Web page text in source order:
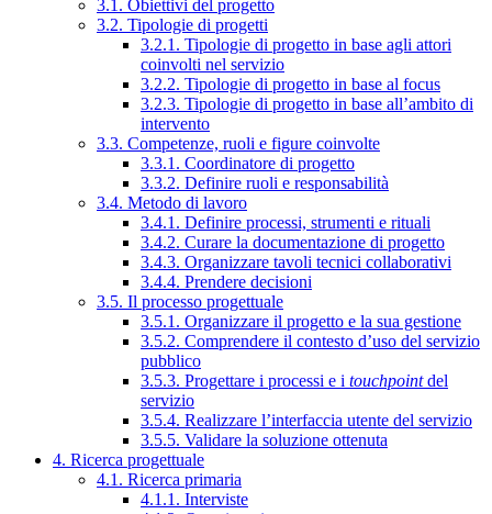
3.1. Obiettivi del progetto
3.2. Tipologie di progetti
3.2.1. Tipologie di progetto in base agli attori
coinvolti nel servizio
3.2.2. Tipologie di progetto in base al focus
3.2.3. Tipologie di progetto in base all’ambito di
intervento
3.3. Competenze, ruoli e figure coinvolte
3.3.1. Coordinatore di progetto
3.3.2. Definire ruoli e responsabilità
3.4. Metodo di lavoro
3.4.1. Definire processi, strumenti e rituali
3.4.2. Curare la documentazione di progetto
3.4.3. Organizzare tavoli tecnici collaborativi
3.4.4. Prendere decisioni
3.5. Il processo progettuale
3.5.1. Organizzare il progetto e la sua gestione
3.5.2. Comprendere il contesto d’uso del servizio
pubblico
3.5.3. Progettare i processi e i touchpointdel
servizio
3.5.4. Realizzare l’interfaccia utente del servizio
3.5.5. Validare la soluzione ottenuta
4. Ricerca progettuale
4.1. Ricerca primaria
4.1.1. Interviste